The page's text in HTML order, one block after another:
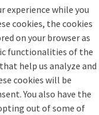
experience while you
cookies, the cookies
on your browser as
functionalities of the
help us analyze and
cookies will be
You also have the
out of some of